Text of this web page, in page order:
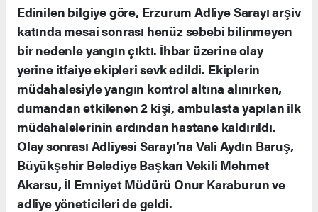
Edinilen bilgiye göre, Erzurum Adliye Sarayı arşiv
katında mesai sonrası henüz sebebi bilinmeyen
bir nedenle yangın çıktı. İhbar üzerine olay
yerine itfaiye ekipleri sevk edildi. Ekiplerin
müdahalesiyle yangın kontrol altına alınırken,
dumandan etkilenen 2 kişi, ambulasta yapılan ilk
müdahalelerinin ardından hastane kaldırıldı.
Olay sonrası Adliyesi Sarayı’na Vali Aydın Baruş,
Büyükşehir Belediye Başkan Vekili Mehmet
Akarsu, İl Emniyet Müdürü Onur Karaburun ve
adliye yöneticileri de geldi.